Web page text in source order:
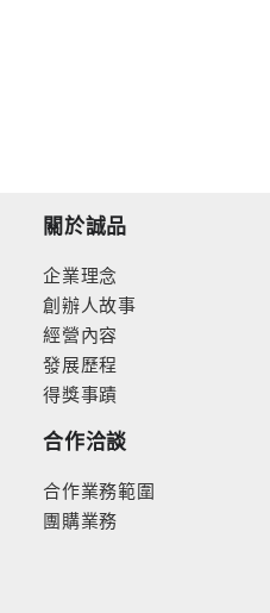
關於誠品
企業理念
創辦人故事
經營內容
發展歷程
得獎事蹟
合作洽談
合作業務範圍
團購業務